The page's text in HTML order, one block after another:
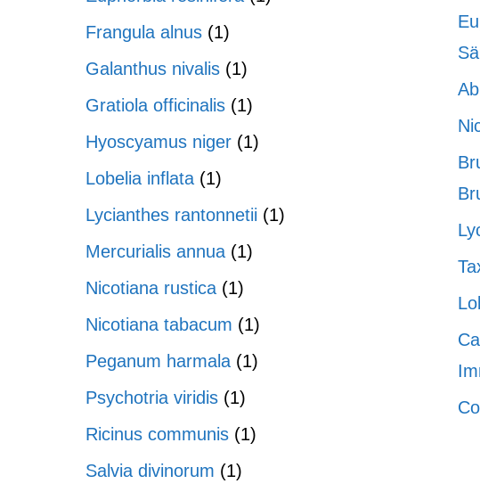
Frangula alnus (1)
Galanthus nivalis (1)
Gratiola officinalis (1)
Hyoscyamus niger (1)
Lobelia inflata (1)
Lycianthes rantonnetii (1)
Mercurialis annua (1)
Nicotiana rustica (1)
Nicotiana tabacum (1)
Peganum harmala (1)
Psychotria viridis (1)
Ricinus communis (1)
Salvia divinorum (1)